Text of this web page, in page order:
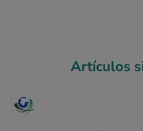
Artículos